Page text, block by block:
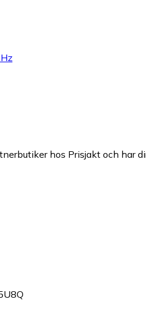
hos Prisjakt och har